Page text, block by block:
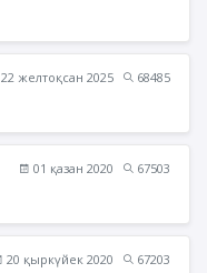
22 желтоқсан 2025
68485
01 қазан 2020
67503
20 қыркүйек 2020
67203